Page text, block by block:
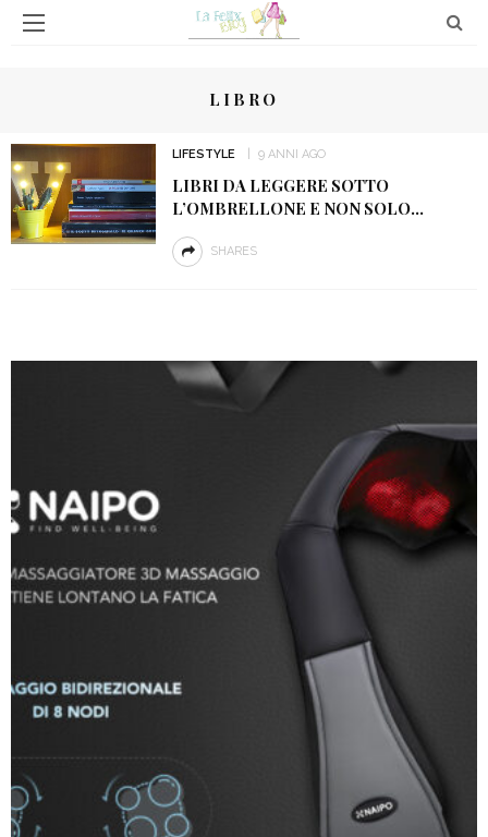
LIBRO
LIFESTYLE 9 ANNI AGO
LIBRI DA LEGGERE SOTTO
L’OMBRELLONE E NON SOLO…
SHARES
Iscriviti alla newsletter gratuita e
resta sempre aggiornato! :-)